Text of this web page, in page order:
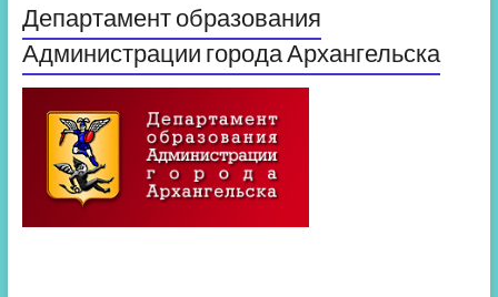
Департамент образования
Администрации города Архангельска